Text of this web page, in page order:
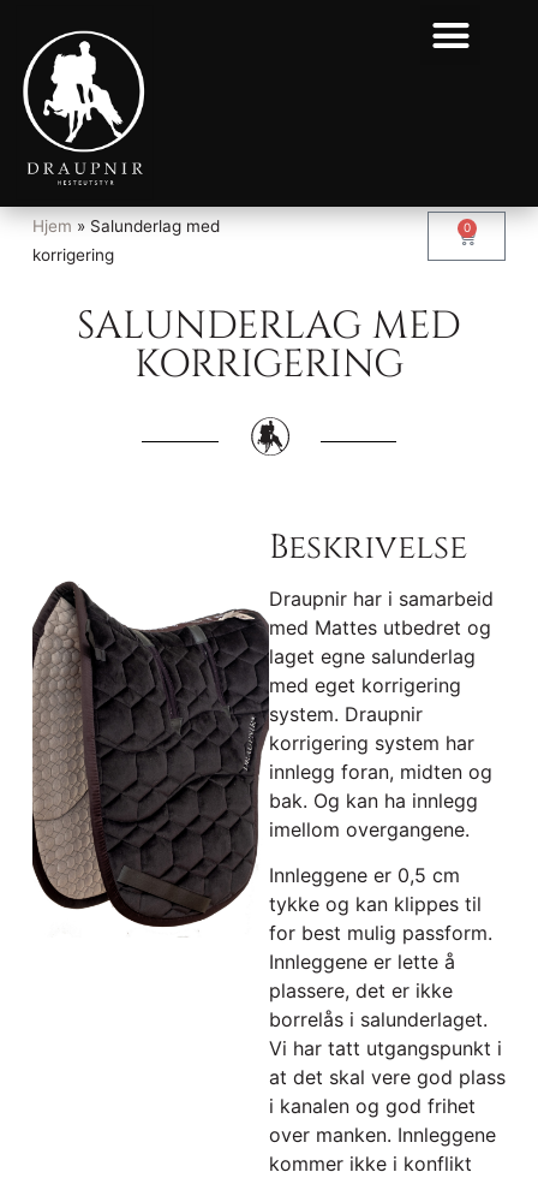
Hjem » Salunderlag med
korrigering
0
SALUNDERLAG MED
KORRIGERING
Beskrivelse
Draupnir har i samarbeid
med Mattes utbedret og
laget egne salunderlag
med eget korrigering
system. Draupnir
korrigering system har
innlegg foran, midten og
bak. Og kan ha innlegg
imellom overgangene.
Innleggene er 0,5 cm
tykke og kan klippes til
for best mulig passform.
Innleggene er lette å
plassere, det er ikke
borrelås i salunderlaget.
Vi har tatt utgangspunkt i
at det skal vere god plass
i kanalen og god frihet
over manken. Innleggene
kommer ikke i konflikt